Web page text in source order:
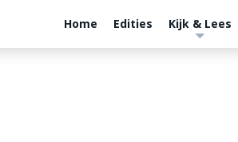
Home Edities Kijk & Lees